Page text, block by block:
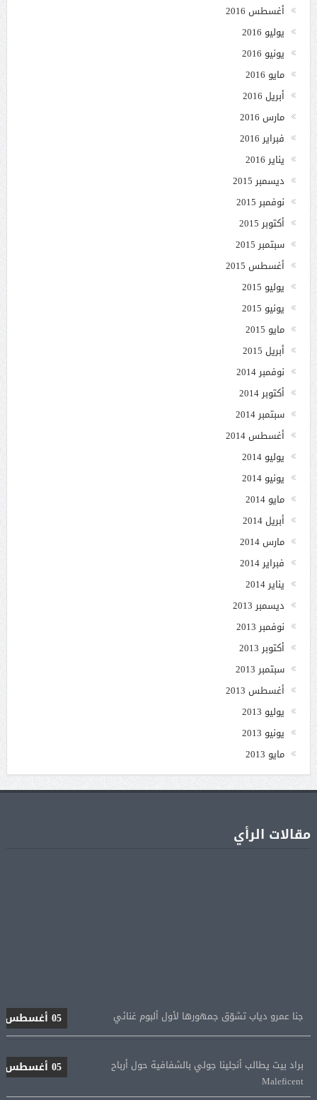
أغسطس 2016
يوليو 2016
يونيو 2016
مايو 2016
أبريل 2016
مارس 2016
فبراير 2016
يناير 2016
ديسمبر 2015
نوفمبر 2015
أكتوبر 2015
سبتمبر 2015
أغسطس 2015
يوليو 2015
يونيو 2015
مايو 2015
أبريل 2015
نوفمبر 2014
أكتوبر 2014
سبتمبر 2014
أغسطس 2014
يوليو 2014
يونيو 2014
مايو 2014
أبريل 2014
مارس 2014
فبراير 2014
يناير 2014
ديسمبر 2013
نوفمبر 2013
أكتوبر 2013
سبتمبر 2013
أغسطس 2013
يوليو 2013
يونيو 2013
مايو 2013
مقالات الرأي
Maleficent